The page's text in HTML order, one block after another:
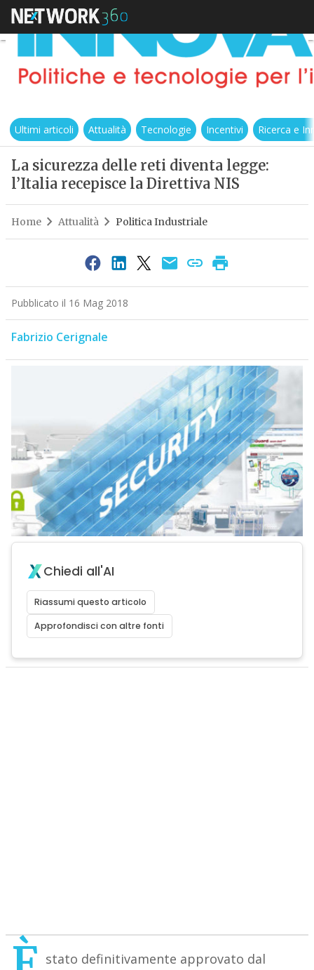
Ultimi articoli Attualità Tecnologie Incentivi Ricerca e
La sicurezza delle reti diventa legge:
l’Italia recepisce la Direttiva NIS
Home Attualità Politica Industriale
Pubblicato il 16 Mag 2018
Fabrizio Cerignale
Chiedi all'AI
Riassumi questo articolo
Approfondisci con altre fonti
stato definitivamente approvato dal